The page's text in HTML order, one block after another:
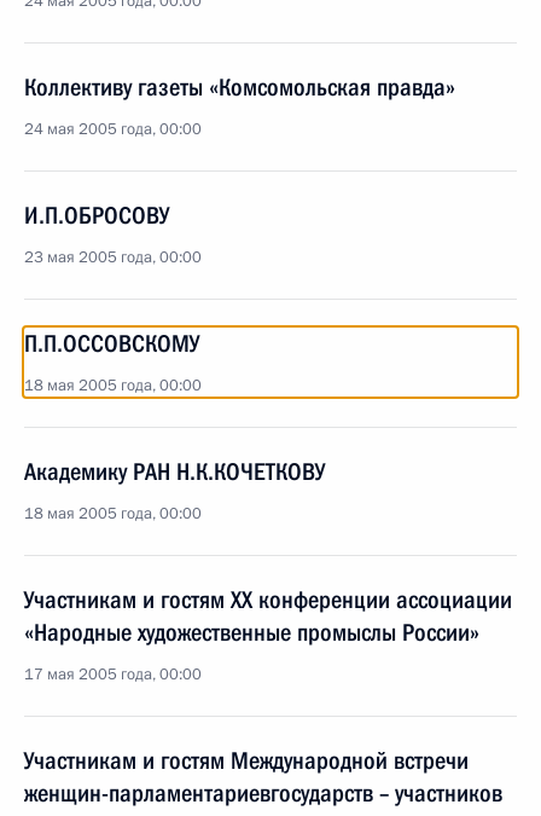
Коллективу газеты «Комсомольская правда»
24 мая 2005 года, 00:00
И.П.ОБРОСОВУ
23 мая 2005 года, 00:00
П.П.ОССОВСКОМУ
18 мая 2005 года, 00:00
Академику РАН Н.К.КОЧЕТКОВУ
18 мая 2005 года, 00:00
Участникам и гостям XX конференции ассоциации
«Народные художественные промыслы России»
17 мая 2005 года, 00:00
Участникам и гостям Международной встречи
женщин-парламентариевгосударств – участников